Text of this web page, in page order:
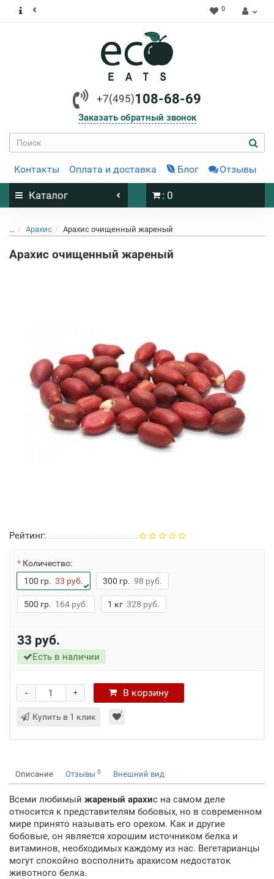
0
+7(495)108-68-69
Заказать обратный звонок
Контакты Оплата и доставка Блог Отзывы
Каталог : 0
... Арахис Арахис очищенный жареный
Арахис очищенный жареный
Рейтинг:
Количество:
100 гр. 33 руб. 300 гр. 98 руб.
500 гр. 164 руб. 1 кг 328 руб.
33 руб.
Есть в наличии
+
- В корзину
Купить в 1 клик
Описание Отзывы 0 Внешний вид
Всеми любимый жареный арахис на самом деле
относится к представителям бобовых, но в современном
мире принято называть его орехом. Как и другие
бобовые, он является хорошим источником белка и
витаминов, необходимых каждому из нас. Вегетарианцы
могут спокойно восполнить арахисом недостаток
животного белка.